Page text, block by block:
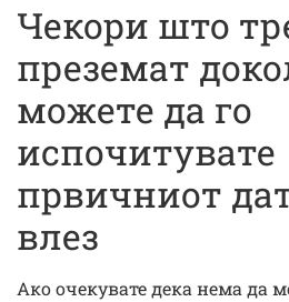
Чекори што
преземат
можете да го
испочитувате
првичниот
влез
Ако очекувате дека нема да